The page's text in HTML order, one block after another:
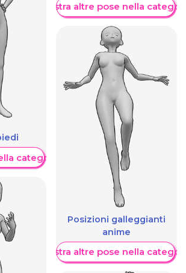
categoria
Mostra altre pose nella
Posizioni galleggianti
anime
Mostra altre pose nella